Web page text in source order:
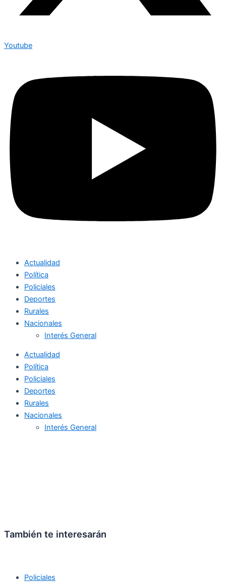
Youtube
Actualidad
Política
Policiales
Deportes
Rurales
Nacionales
Interés General
Actualidad
Política
Policiales
Deportes
Rurales
Nacionales
Interés General
También te interesarán
Policiales